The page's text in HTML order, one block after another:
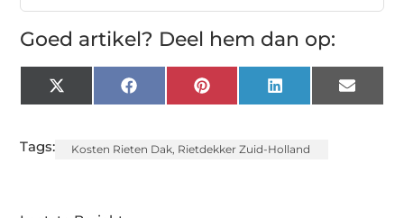
Goed artikel? Deel hem dan op:
X
(Twitter)
FacebookPinterest LinkedIn Email
Tags: Kosten Rieten Dak Rietdekker Zuid-Holland